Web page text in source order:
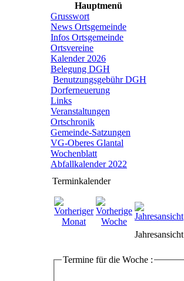
Hauptmenü
Grusswort
News Ortsgemeinde
Infos Ortsgemeinde
Ortsvereine
Kalender 2026
Belegung DGH
Benutzungsgebühr DGH
Dorferneuerung
Links
Veranstaltungen
Ortschronik
Gemeinde-Satzungen
VG-Oberes Glantal
Wochenblatt
Abfallkalender 2022
Terminkalender
Jahresansicht
Termine für die Woche :